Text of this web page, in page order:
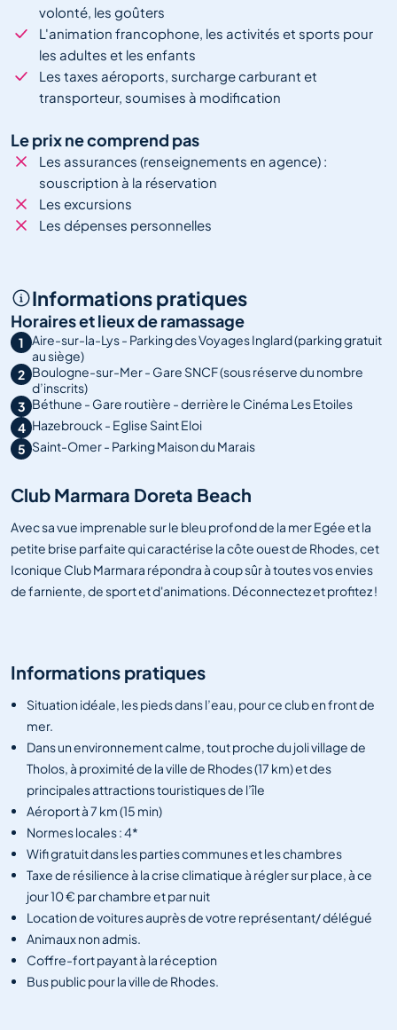
volonté, les goûters
L'animation francophone, les activités et sports pour
les adultes et les enfants
Les taxes aéroports, surcharge carburant et
transporteur, soumises à modification
Le prix ne comprend pas
Les assurances (renseignements en agence) :
souscription à la réservation
Les excursions
Les dépenses personnelles
Informations pratiques
Horaires et lieux de ramassage
1 Aire-sur-la-Lys - Parking des Voyages Inglard (parking gratuit
au siège)
2 Boulogne-sur-Mer - Gare SNCF (sous réserve du nombre
d’inscrits)
3 Béthune - Gare routière - derrière le Cinéma Les Etoiles
4 Hazebrouck - Eglise Saint Eloi
5 Saint-Omer - Parking Maison du Marais
Club Marmara Doreta Beach
Avec sa vue imprenable sur le bleu profond de la mer Egée et la
petite brise parfaite qui caractérise la côte ouest de Rhodes, cet
Iconique Club Marmara répondra à coup sûr à toutes vos envies
de farniente, de sport et d'animations. Déconnectez et profitez !
Informations pratiques
Situation idéale, les pieds dans l’eau, pour ce club en front de
mer.
Dans un environnement calme, tout proche du joli village de
Tholos, à proximité de la ville de Rhodes (17 km) et des
principales attractions touristiques de l’île
Aéroport à 7 km (15 min)
Normes locales : 4*
Wifi gratuit dans les parties communes et les chambres
Taxe de résilience à la crise climatique à régler sur place, à ce
jour 10 € par chambre et par nuit
Location de voitures auprès de votre représentant/ délégué
Animaux non admis.
Coffre-fort payant à la réception
Bus public pour la ville de Rhodes.